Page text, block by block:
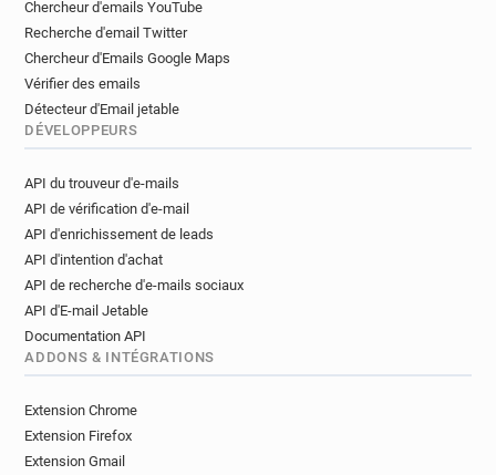
Chercheur d'emails YouTube
Recherche d'email Twitter
Chercheur d'Emails Google Maps
Vérifier des emails
Détecteur d'Email jetable
DÉVELOPPEURS
API du trouveur d'e-mails
API de vérification d'e-mail
API d'enrichissement de leads
API d'intention d'achat
API de recherche d'e-mails sociaux
API d'E-mail Jetable
Documentation API
ADDONS & INTÉGRATIONS
Extension Chrome
Extension Firefox
Extension Gmail